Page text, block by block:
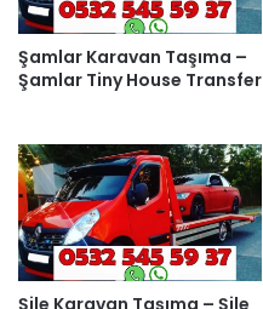
Şamlar Karavan Taşıma –
Şamlar Tiny House Transfer
Şile Karavan Taşıma – Şile